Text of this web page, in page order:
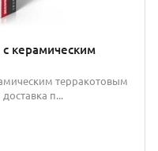
керамическим
терракотовым
п...